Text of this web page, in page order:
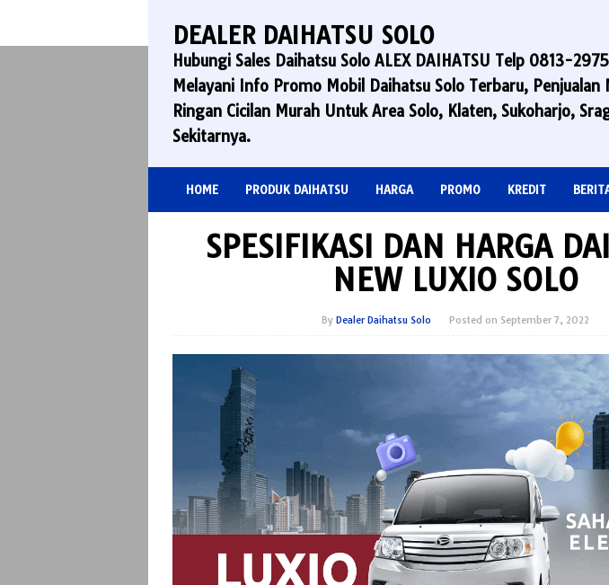
content
DEALER DAIHATSU SOLO
Hubungi Sales Daihatsu Solo ALEX DAIHATSU Telp 0813-
Melayani Info Promo Mobil Daihatsu Solo Terbaru,
Ringan Cicilan Murah Untuk Area Solo, Klaten, Sukoharjo,
Sekitarnya.
HOME PRODUK DAIHATSU HARGA PROMO KREDIT
SPESIFIKASI DAN HARGA
NEW LUXIO SOLO
By Dealer Daihatsu Solo Posted on September 7, 2022